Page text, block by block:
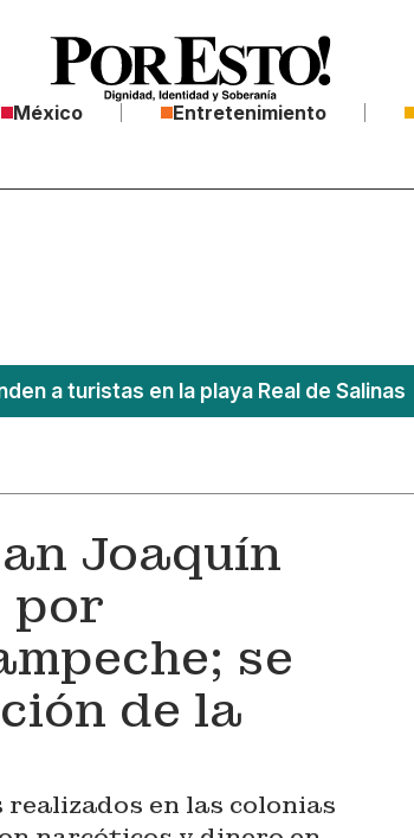
México Entretenimiento
a turistas en la playa Real de Salinas
Joaquín
por
se
de la
en las colonias